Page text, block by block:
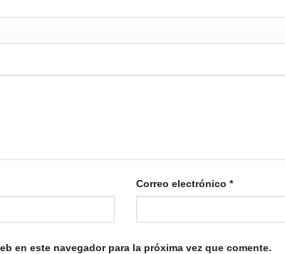
Correo electrónico *
en este navegador para la próxima vez que comente.